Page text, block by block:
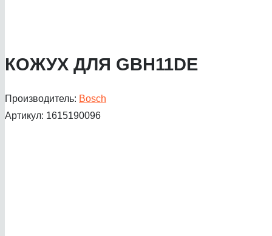
КОЖУХ ДЛЯ GBH11DE
Производитель: Bosch
Артикул: 1615190096